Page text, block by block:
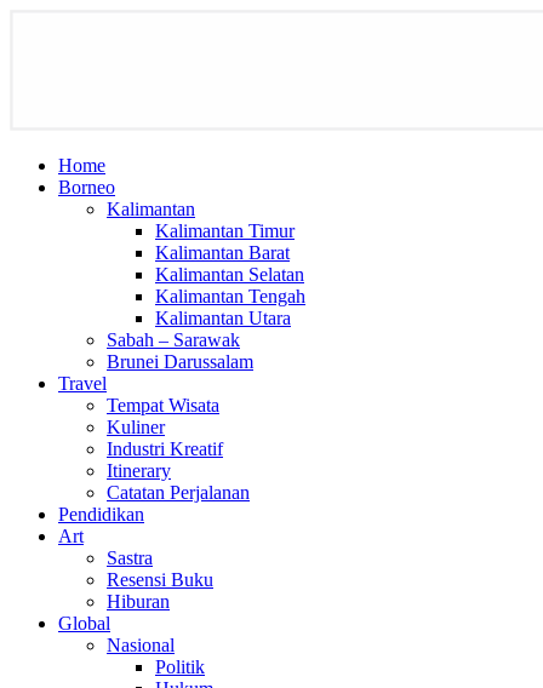
Home
Borneo
Kalimantan
Kalimantan Timur
Kalimantan Barat
Kalimantan Selatan
Kalimantan Tengah
Kalimantan Utara
Sabah – Sarawak
Brunei Darussalam
Travel
Tempat Wisata
Kuliner
Industri Kreatif
Itinerary
Catatan Perjalanan
Pendidikan
Art
Sastra
Resensi Buku
Hiburan
Global
Nasional
Politik